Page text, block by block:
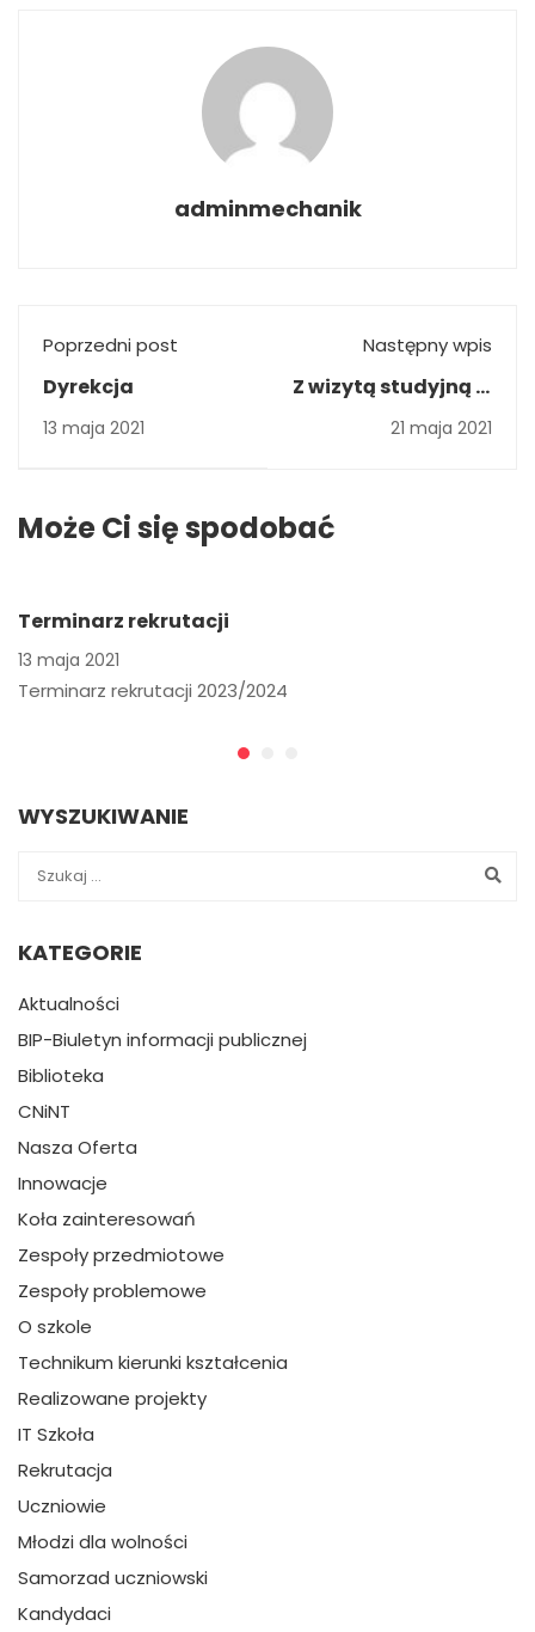
adminmechanik
Poprzedni post
Dyrekcja
13 maja 2021
Następny wpis
Z wizytą studyjną w
Grecji
21 maja 2021
Może Ci się spodobać
Terminarz rekrutacji
13 maja 2021
Terminarz rekrutacji 2023/2024
WYSZUKIWANIE
KATEGORIE
Aktualności
BIP-Biuletyn informacji publicznej
Biblioteka
CNiNT
Nasza Oferta
Innowacje
Koła zainteresowań
Zespoły przedmiotowe
Zespoły problemowe
O szkole
Technikum kierunki kształcenia
Realizowane projekty
IT Szkoła
Rekrutacja
Uczniowie
Młodzi dla wolności
Samorzad uczniowski
Kandydaci